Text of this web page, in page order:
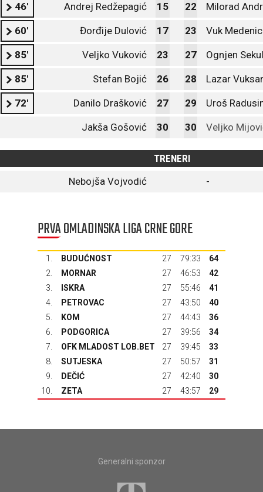
46' Andrej Redžepagić 15 22 Milorad
60' Đorđije Dulović 17 23 Vuk
85' Veljko Vuković 23 27 Ognjen
85' Stefan Bojić 26 28 Lazar
72' Danilo Drašković 27 29 Uroš
Jakša Gošović 30 30 Veljko
TRENERI
Nebojša Vojvodić
-
PRVA OMLADINSKA LIGA CRNE GORE
1. BUDUĆNOST 27 79:33
64
2.
MORNAR 27 46:53
42
3.
ISKRA 27 55:46
41
4.
PETROVAC 27 43:50
40
5.
KOM 27 44:43
36
6.
PODGORICA 27 39:56
34
7.
OFK MLADOST LOB.BET 27 39:45
33
8.
SUTJESKA 27 50:57
31
9.
DEČIĆ 27 42:40
30
10.
ZETA 27 43:57 29
Generalni sponzor